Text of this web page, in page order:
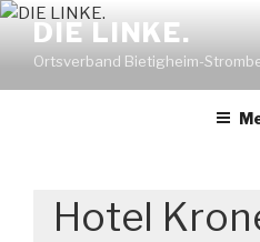
Zum
Inhalt
springen
DIE LINKE.
Ortsverband Bietigheim-
Hotel